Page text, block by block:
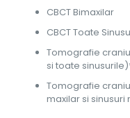
CBCT Bimaxilar
CBCT Toate
Tomografie
si toate
Tomografie
maxilar si